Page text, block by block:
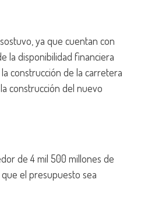
ya que cuentan con
la disponibilidad financiera
construcción de la carretera
construcción del nuevo
de 4 mil 500 millones de
el presupuesto sea